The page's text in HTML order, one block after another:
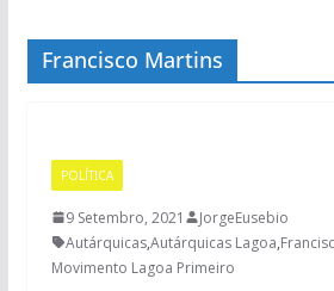
Francisco Martins
POLÍTICA
9 Setembro, 2021
JorgeEusebio
Autárquicas,Autárquicas Lagoa,
Movimento Lagoa Primeiro